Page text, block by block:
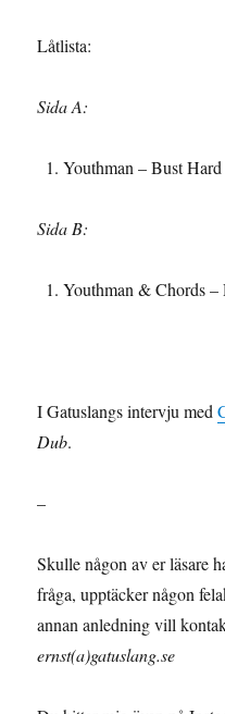
Låtlista:
Sida A:
Youthman – Bust Hard
Sida B:
Youthman & Chords
I Gatuslangs intervju med
Dub.
–
Skulle någon av er läsare
fråga, upptäcker någon
annan anledning vill
ernst(a)gatuslang.se